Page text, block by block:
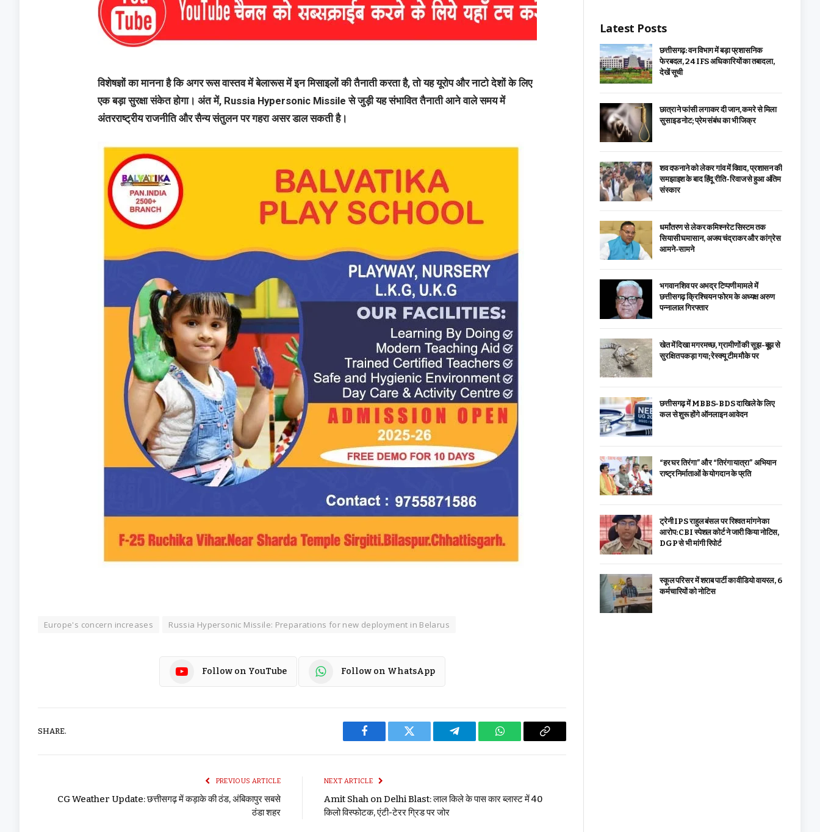
विशेषज्ञों का मानना है कि अगर रूस वास्तव में बेलारूस में इन मिसाइलों की तैनाती करता है, तो यह यूरोप और नाटो देशों के लिए
एक बड़ा सुरक्षा संकेत होगा। अंत में, Russia Hypersonic Missile से जुड़ी यह संभावित तैनाती आने वाले समय में
अंतरराष्ट्रीय राजनीति और सैन्य संतुलन पर गहरा असर डाल सकती है।
Europe's concern increases Russia Hypersonic Missile: Preparations for new deployment in Belarus
Follow on YouTube Follow on WhatsApp
SHARE.
Facebook Twitter Telegram WhatsAppCopy
PREVIOUS ARTICLE
CG Weather Update: छत्तीसगढ़ में कड़ाके की ठंड, अंबिकापुर सबसे
ठंडा शहर
NEXT ARTICLE
Amit Shah on Delhi Blast: लाल किले के पास कार ब्लास्ट में 40
किलो विस्फोटक, एंटी-टेरर ग्रिड पर जोर
Latest Posts
छत्तीसगढ़: वन विभाग में बड़ा प्रशासनिक
फेरबदल, 24 IFS अधिकारियों का तबादला,
देखें सूची
छात्रा ने फांसी लगाकर दी जान, कमरे से मिला
सुसाइड नोट; प्रेम संबंध का भी जिक्र
शव दफनाने को लेकर गांव में विवाद, प्रशासन की
समझाइश के बाद हिंदू रीति-रिवाज से हुआ अंतिम
संस्कार
धर्मांतरण से लेकर कमिश्नरेट सिस्टम तक
सियासी घमासान, अजय चंद्राकर और कांग्रेस
आमने-सामने
भगवान शिव पर अभद्र टिप्पणी मामले में
छत्तीसगढ़ क्रिश्चियन फोरम के अध्यक्ष अरुण
पन्नालाल गिरफ्तार
खेत में दिखा मगरमच्छ, ग्रामीणों की सूझ-बूझ से
सुरक्षित पकड़ा गया; रेस्क्यू टीम मौके पर
छत्तीसगढ़ में MBBS-BDS दाखिले के लिए
कल से शुरू होंगे ऑनलाइन आवेदन
“हर घर तिरंगा” और “तिरंगा यात्रा” अभियान
राष्ट्र निर्माताओं के योगदान के प्रति
ट्रेनी IPS राहुल बंसल पर रिश्वत मांगने का
आरोप: CBI स्पेशल कोर्ट ने जारी किया नोटिस,
DGP से भी मांगी रिपोर्ट
स्कूल परिसर में शराब पार्टी का वीडियो वायरल, 6
कर्मचारियों को नोटिस